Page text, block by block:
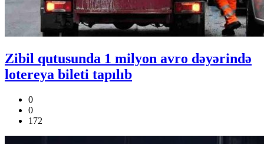
Zibil qutusunda 1 milyon avro dəyərində
lotereya bileti tapılıb
0
0
172